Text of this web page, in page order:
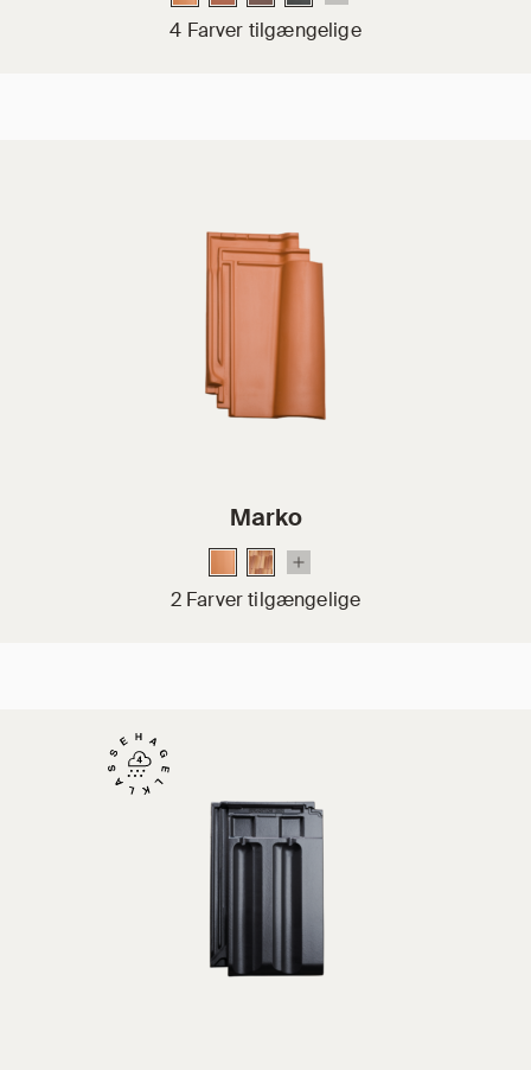
4 Farver tilgængelige
Marko
2 Farver tilgængelige